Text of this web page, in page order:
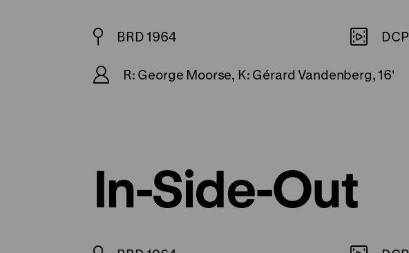
BRD 1964 DCP
R: George Moorse, K: Gérard Vandenberg, 16'
In-Side-Out